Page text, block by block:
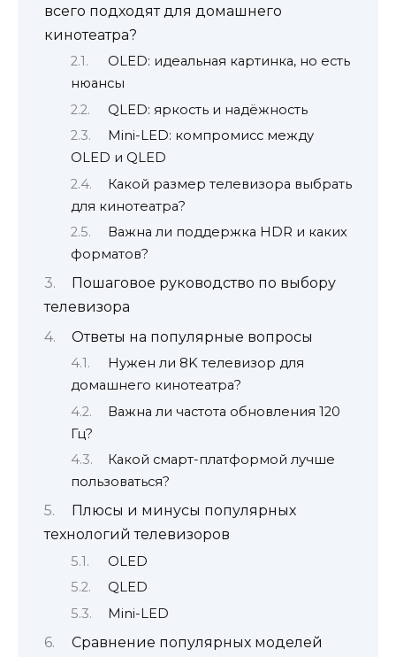
всего подходят для домашнего
кинотеатра?
OLED: идеальная картинка, но есть
нюансы
QLED: яркость и надёжность
Mini-LED: компромисс между
OLED и QLED
Какой размер телевизора выбрать
для кинотеатра?
Важна ли поддержка HDR и каких
форматов?
Пошаговое руководство по выбору
телевизора
Ответы на популярные вопросы
Нужен ли 8K телевизор для
домашнего кинотеатра?
Важна ли частота обновления 120
Гц?
Какой смарт-платформой лучше
пользоваться?
Плюсы и минусы популярных
технологий телевизоров
OLED
QLED
Mini-LED
Сравнение популярных моделей